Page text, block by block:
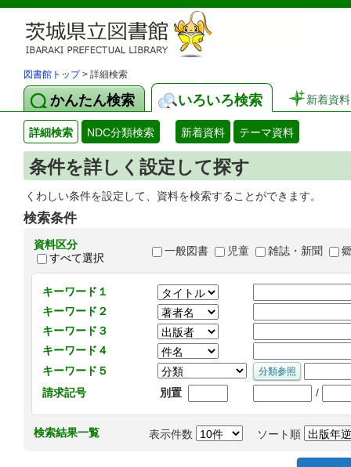
図書館トップ> 詳細検索
かんたん検索 いろいろ検索 新着資料
詳細検索 NDC分類検索 新着資料 テーマ資料
条件を詳しく設定して探す
くわしい条件を設定して、資料を検索することができます。
検索条件
資料区分
すべて選択
一般図書 児童 雑誌・新聞
キーワード１
キーワード２
キーワード３
キーワード４
キーワード５
請求記号
別置 /
検索結果一覧 表示件数 ソート順